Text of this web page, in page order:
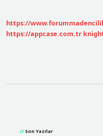
https://
https://appcase.com.tr
Son Yazılar